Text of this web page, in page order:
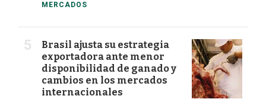
MERCADOS
Brasil ajusta su estrategia
exportadora ante menor
disponibilidad de ganado y
cambios en los mercados
internacionales